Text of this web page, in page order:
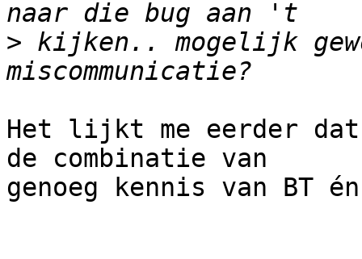
> kijken.. mogelijk
Het lijkt me eerder dat
de combinatie van
genoeg kennis van